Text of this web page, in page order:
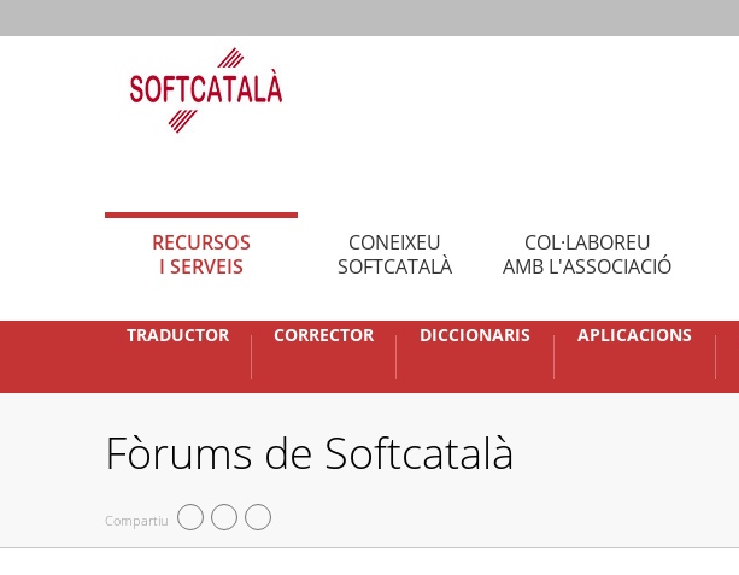
RECURSOS
I SERVEIS
CONEIXEU
SOFTCATALÀ
COL·LABOREU
AMB L'ASSOCIACIÓ
TRADUCTOR CORRECTOR DICCIONARIS APLICACIONS
Fòrums de Softcatalà
Compartiu